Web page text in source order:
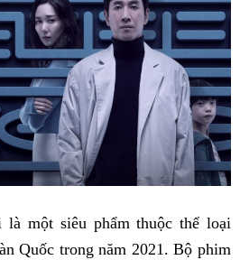
là một siêu phẩm thuộc thể loại
Quốc trong năm 2021. Bộ phim